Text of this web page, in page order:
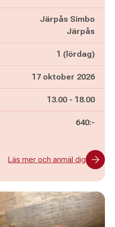
Järpås Simbo
Järpås
1 (lördag)
17 oktober 2026
Pågår mellan
13.00 - och
18.00
640:-
Läs mer och anmäl dig